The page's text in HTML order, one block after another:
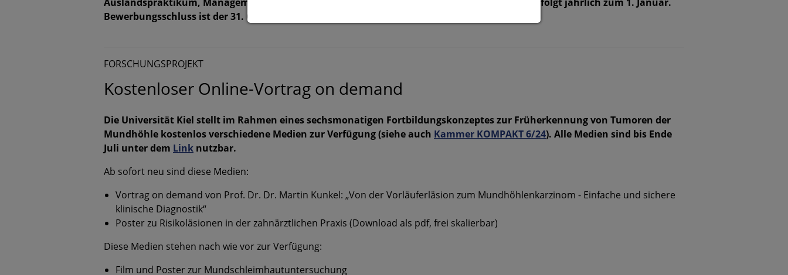
Bewerbungsschluss ist der 31. Oktober des Vorjahres. Weitere Infos gibt es
FORSCHUNGSPROJEKT
Kostenloser Online-Vortrag on demand
Die Universität Kiel stellt im Rahmen eines sechsmonatigen Fortbildungskonzeptes zur Früherkennung von Tumoren der
Mundhöhle kostenlos verschiedene Medien zur Verfügung (siehe auch Kammer KOMPAKT 6/24). Alle Medien sind bis Ende
Juli unter dem Link nutzbar.
Ab sofort neu sind diese Medien:
Vortrag on demand von Prof. Dr. Dr. Martin Kunkel: „Von der Vorläuferläsion zum Mundhöhlenkarzinom - Einfache und sichere
klinische Diagnostik“
Poster zu Risikoläsionen in der zahnärztlichen Praxis (Download als pdf, frei skalierbar)
Diese Medien stehen nach wie vor zur Verfügung:
Film und Poster zur Mundschleimhautuntersuchung